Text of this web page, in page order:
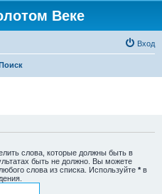
Веке
Вход
слова, которые должны быть в
быть не должно. Вы можете
слова из списка. Используйте * в